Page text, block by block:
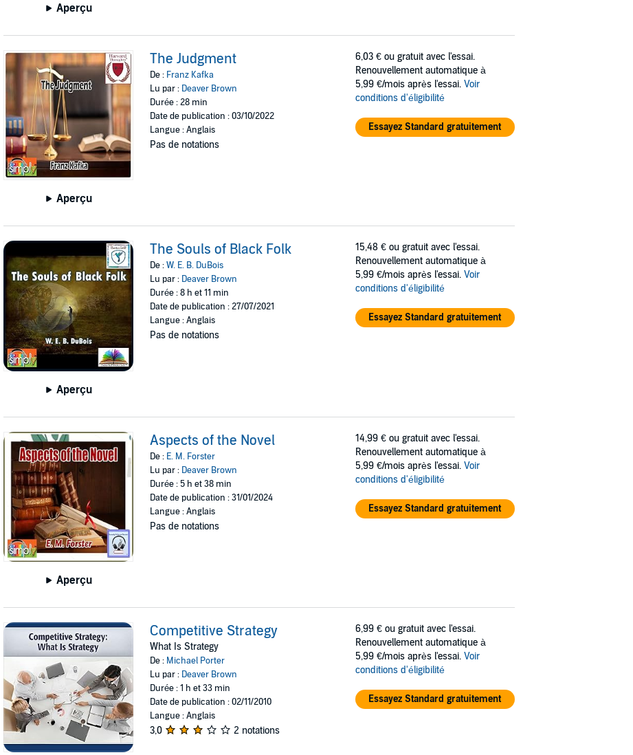
Aperçu
Aperçu
The Judgment
De : Franz Kafka
Lu par : Deaver Brown
Durée : 28 min
Date de publication : 03/10/2022
Langue : Anglais
Pas de notations
6,03 € ou gratuit avec l'essai.
Renouvellement automatique à
5,99 €/mois après l'essai. Voir
conditions d'éligibilité
Essayez Standard gratuitement
Aperçu
The Souls of Black Folk
De :W. E. B. DuBois
Lu par : Deaver Brown
Durée : 8 h et 11 min
Date de publication : 27/07/2021
Langue : Anglais
Pas de notations
15,48 € ou gratuit avec l'essai.
Renouvellement automatique à
5,99 €/mois après l'essai. Voir
conditions d'éligibilité
Essayez Standard gratuitement
Aperçu
Aspects of the Novel
De : E. M. Forster
Lu par : Deaver Brown
Durée : 5 h et 38 min
Date de publication : 31/01/2024
Langue : Anglais
Pas de notations
14,99 € ou gratuit avec l'essai.
Renouvellement automatique à
5,99 €/mois après l'essai. Voir
conditions d'éligibilité
Essayez Standard gratuitement
Competitive Strategy
What Is Strategy
De : Michael Porter
Lu par : Deaver Brown
Durée : 1 h et 33 min
Date de publication : 02/11/2010
Langue : Anglais
3,0 2 notations
6,99 € ou gratuit avec l'essai.
Renouvellement automatique à
5,99 €/mois après l'essai. Voir
conditions d'éligibilité
Essayez Standard gratuitement